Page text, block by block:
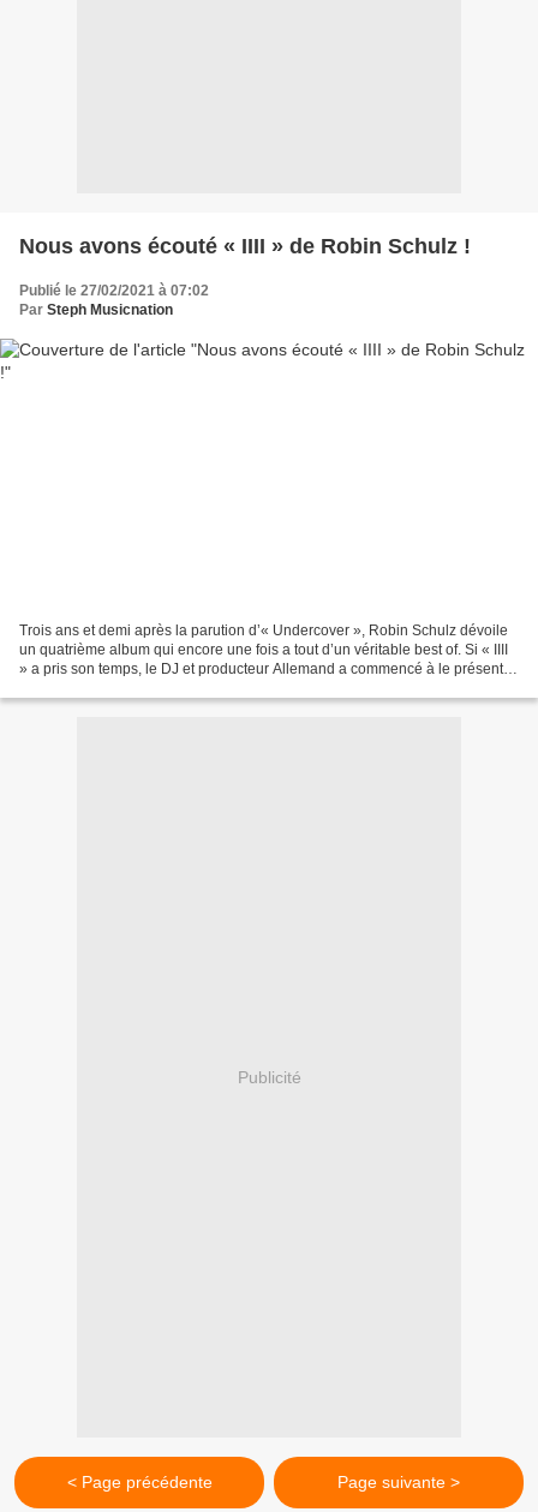
Nous avons écouté « IIII » de Robin Schulz !
Publié le 27/02/2021 à 07:02
Par Steph Musicnation
Trois ans et demi après la parution d’« Undercover », Robin Schulz dévoile
un quatrième album qui encore une fois a tout d’un véritable best of. Si « IIII
» a pris son temps, le DJ et producteur Allemand a commencé à le présenter
Publicité
< Page précédente Page suivante >